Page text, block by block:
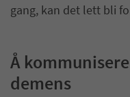
gang, kan det lett bli
Å
demens